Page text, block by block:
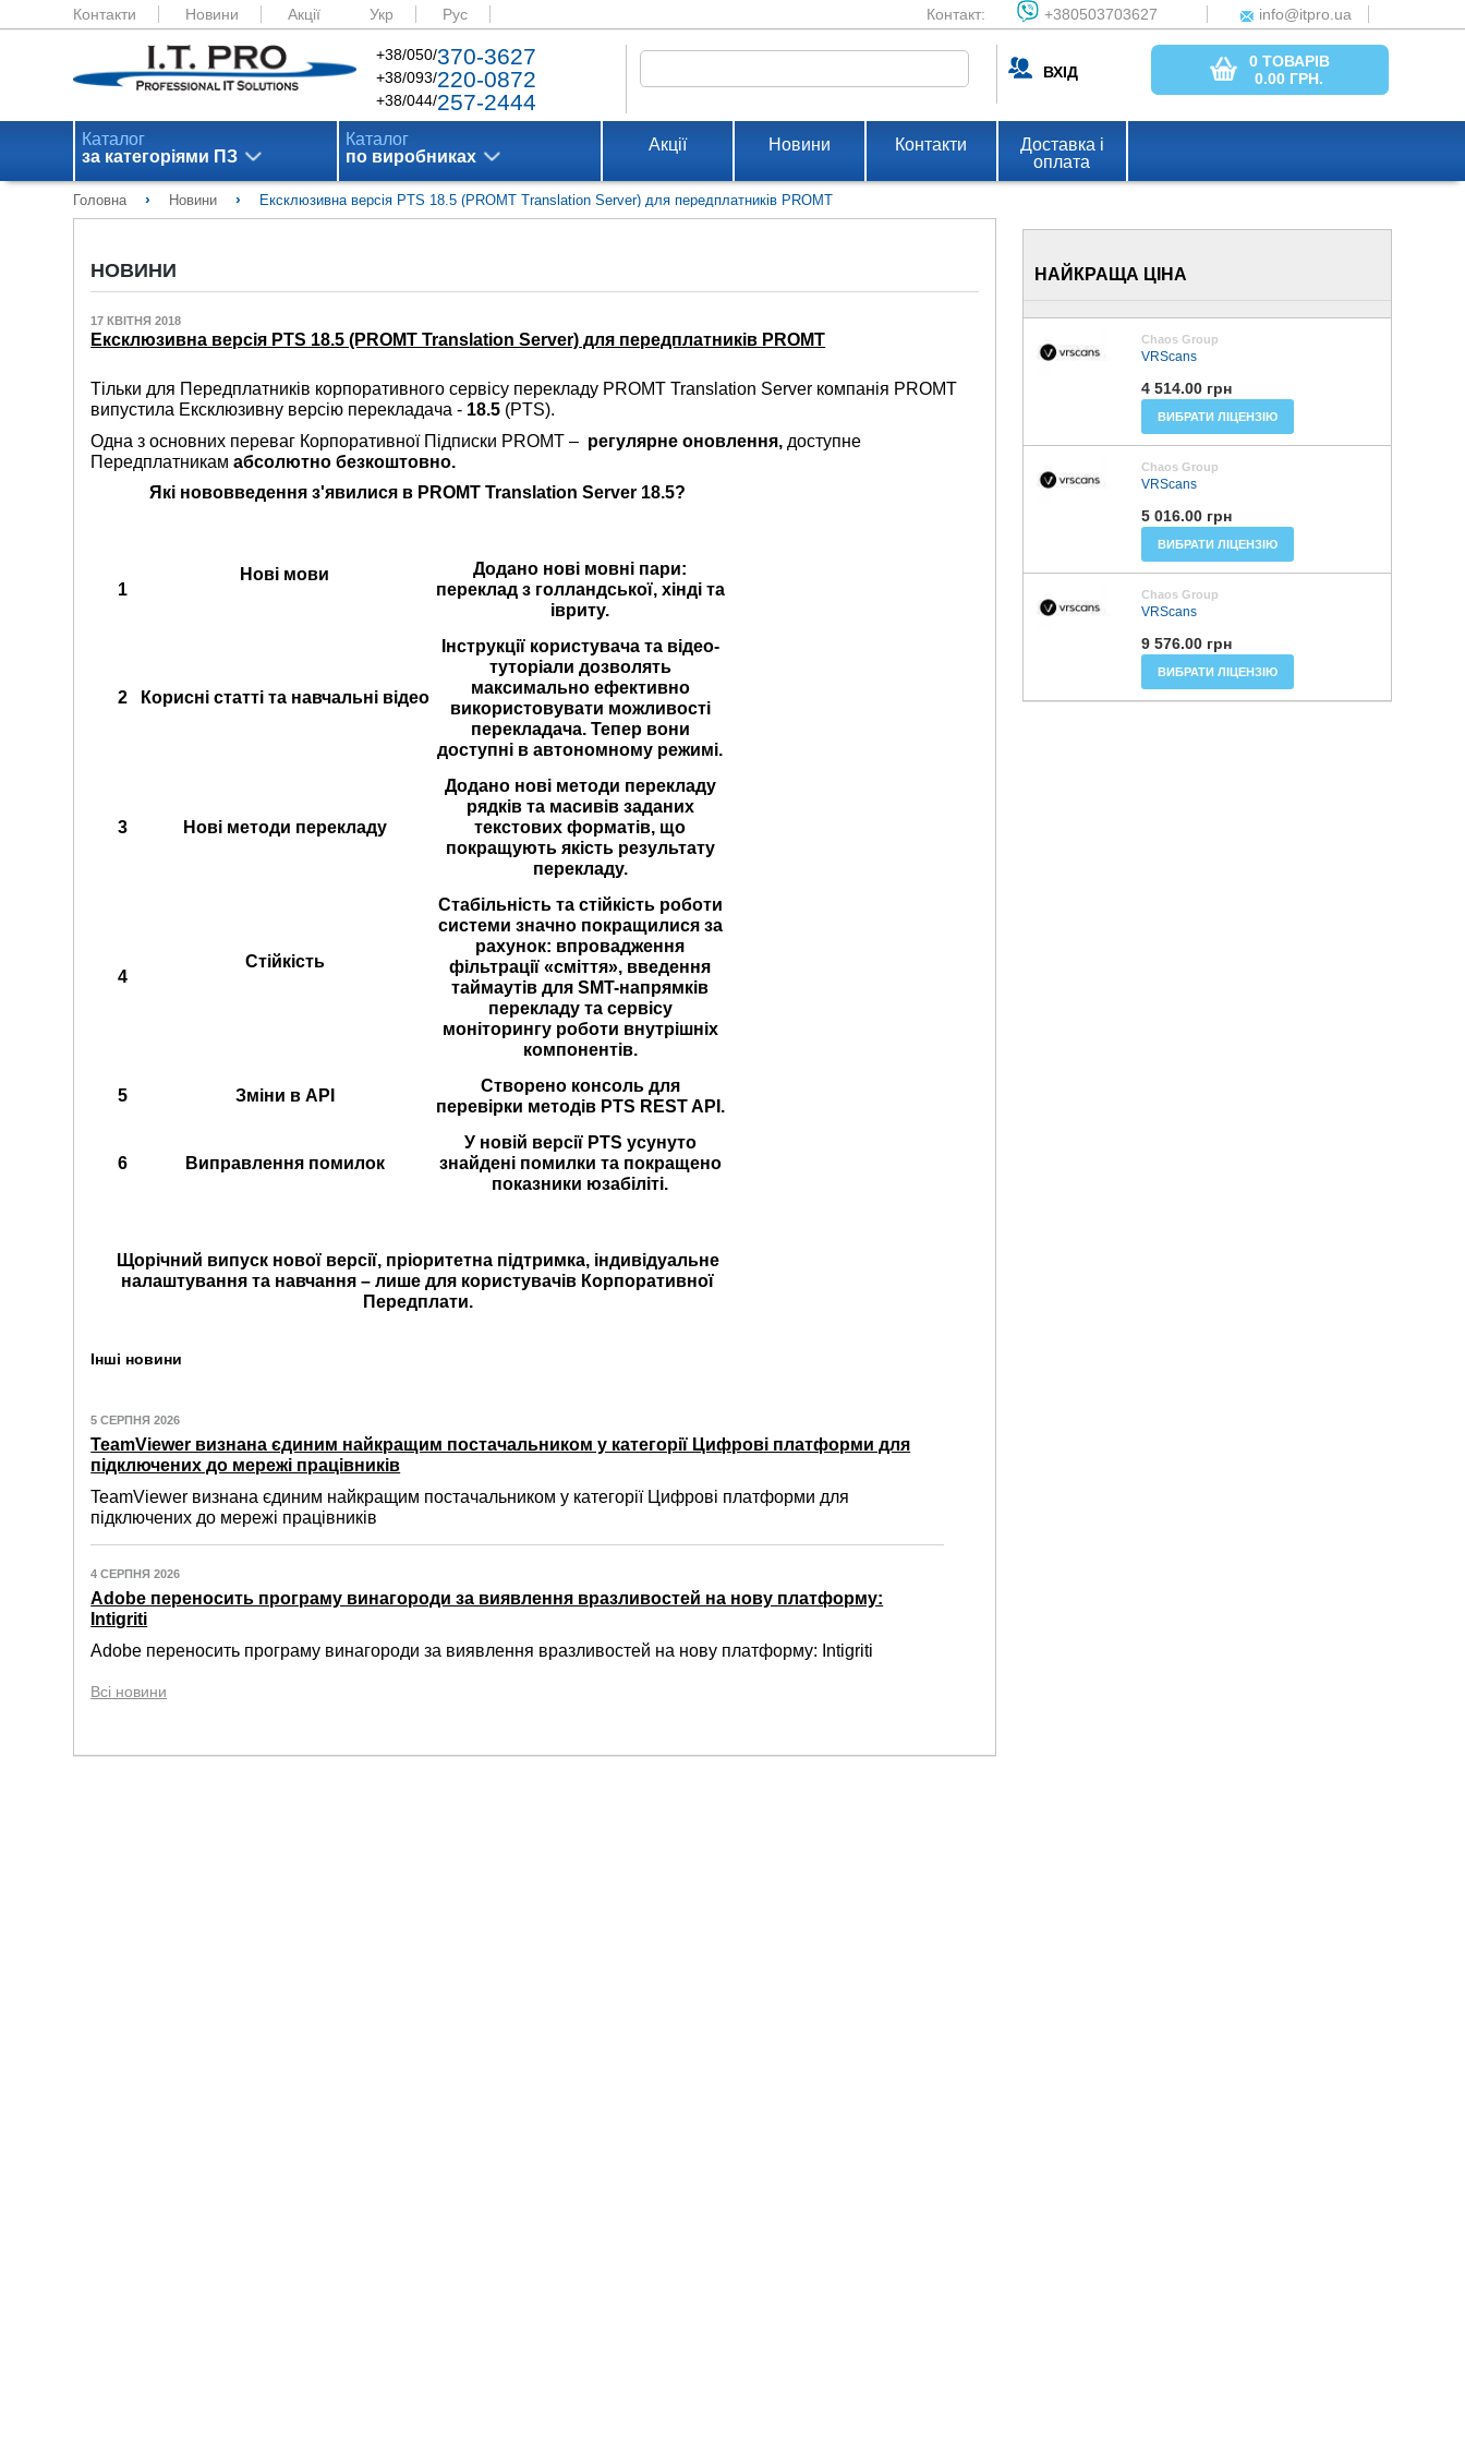
Контакти Новини Акції Укр Рус Контакт: +380503703627 info@itpro.ua
+38/050/370-3627
+38/093/220-0872
+38/044/257-2444
ВХІД
0 ТОВАРІВ
0.00 ГРН.
Каталог
за категоріями ПЗ
Каталог
по виробниках
Акції Новини Контакти
Доставка і
оплата
Головна › Новини › Ексклюзивна версія PTS 18.5 (PROMT Translation Server) для передплатників PROMT
НОВИНИ
17 КВІТНЯ 2018
Ексклюзивна версія PTS 18.5 (PROMT Translation Server) для передплатників PROMT
Тільки для Передплатників корпоративного сервісу перекладу PROMT Translation Server компанія PROMT
випустила Ексклюзивну версію перекладача - 18.5 (PTS).
Одна з основних переваг Корпоративної Підписки PROMT – регулярне оновлення, доступне
Передплатникам абсолютно безкоштовно.
Які нововведення з'явилися в PROMT Translation Server 18.5?
1
Нові мови
Додано нові мовні пари:
переклад з голландської, хінді та
івриту.
2 Корисні статті та навчальні відео
Інструкції користувача та відео-
туторіали дозволять
максимально ефективно
використовувати можливості
перекладача. Тепер вони
доступні в автономному режимі.
3 Нові методи перекладу
Додано нові методи перекладу
рядків та масивів заданих
текстових форматів, що
покращують якість результату
перекладу.
4
Стійкість
Стабільність та стійкість роботи
системи значно покращилися за
рахунок: впровадження
фільтрації «сміття», введення
таймаутів для SMT-напрямків
перекладу та сервісу
моніторингу роботи внутрішніх
компонентів.
5 Зміни в API
Створено консоль для
перевірки методів PTS REST API.
6 Виправлення помилок
У новій версії PTS усунуто
знайдені помилки та покращено
показники юзабіліті.
Щорічний випуск нової версії, пріоритетна підтримка, індивідуальне
налаштування та навчання – лише для користувачів Корпоративної
Передплати.
Інші новини
5 СЕРПНЯ 2026
TeamViewer визнана єдиним найкращим постачальником у категорії Цифрові платформи для
підключених до мережі працівників
TeamViewer визнана єдиним найкращим постачальником у категорії Цифрові платформи для
підключених до мережі працівників
4 СЕРПНЯ 2026
Adobe переносить програму винагороди за виявлення вразливостей на нову платформу:
Intigriti
Adobe переносить програму винагороди за виявлення вразливостей на нову платформу: Intigriti
Всі новини
НАЙКРАЩА ЦІНА
Chaos Group
VRScans
4 514.00 грн
ВИБРАТИ ЛІЦЕНЗІЮ
Chaos Group
VRScans
5 016.00 грн
ВИБРАТИ ЛІЦЕНЗІЮ
Chaos Group
VRScans
9 576.00 грн
ВИБРАТИ ЛІЦЕНЗІЮ